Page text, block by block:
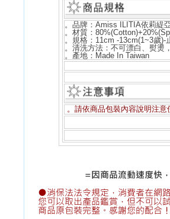
。品牌：Amiss ILITIA依莉緹
。材質：
。規格：11cm -13cm(1~3歲
。清洗方法：不可漂白、熨燙
。產地：Made In Taiwan
。請依商品包裝內容說明注意